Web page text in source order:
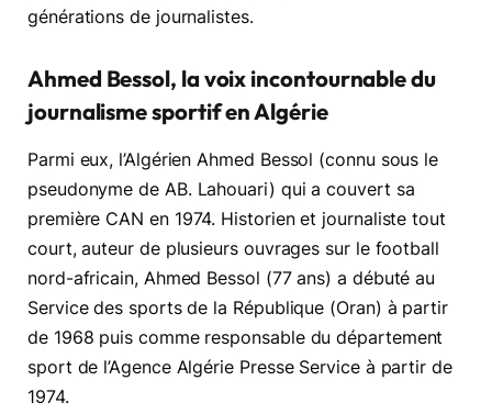
générations de journalistes.
Ahmed Bessol, la voix incontournable du
journalisme sportif en Algérie
Parmi eux, l’Algérien Ahmed Bessol (connu sous le
pseudonyme de AB. Lahouari) qui a couvert sa
première CAN en 1974. Historien et journaliste tout
court, auteur de plusieurs ouvrages sur le football
nord-africain, Ahmed Bessol (77 ans) a débuté au
Service des sports de la République (Oran) à partir
de 1968 puis comme responsable du département
sport de l’Agence Algérie Presse Service à partir de
1974.